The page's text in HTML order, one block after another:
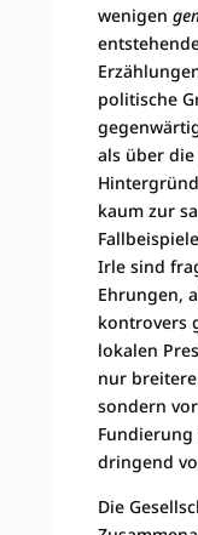
wenigen
politische
als über
kaum zur
Irle sind
Ehrungen,
kontrovers
lokalen
nur
sondern
dringend
Die